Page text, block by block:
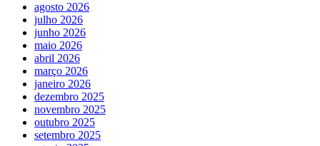
agosto 2026
julho 2026
junho 2026
maio 2026
abril 2026
março 2026
janeiro 2026
dezembro 2025
novembro 2025
outubro 2025
setembro 2025